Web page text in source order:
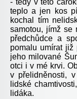
teplo a jen kos
kochal tím
samotou, jímž se
předchůdce a
pomalu umírat již
jeho milované
otci i v mé krvi.
v přelidněnosti,
lidské
lidáka.